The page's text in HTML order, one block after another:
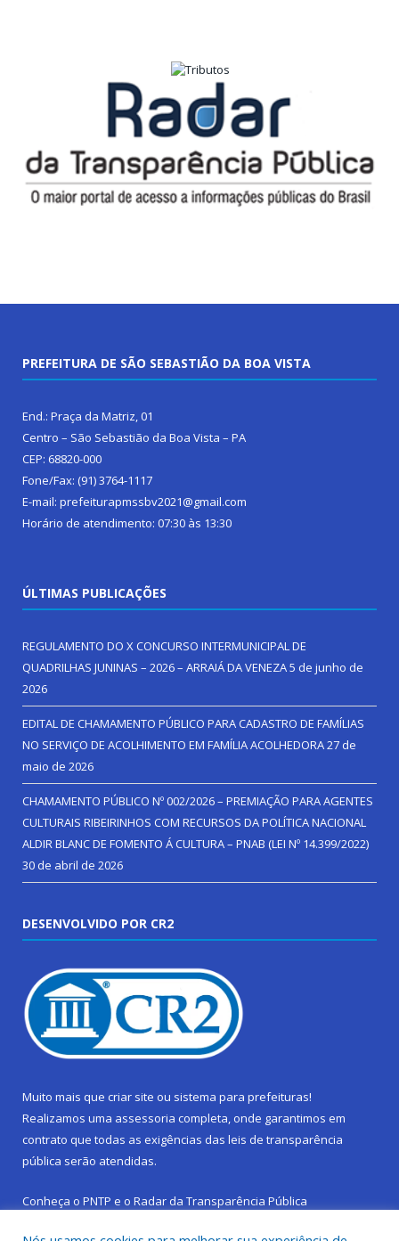
PREFEITURA DE SÃO SEBASTIÃO DA BOA VISTA
End.: Praça da Matriz, 01
Centro – São Sebastião da Boa Vista – PA
CEP: 68820-000
Fone/Fax: (91) 3764-1117
E-mail: prefeiturapmssbv2021@gmail.com
Horário de atendimento: 07:30 às 13:30
ÚLTIMAS PUBLICAÇÕES
REGULAMENTO DO X CONCURSO INTERMUNICIPAL DE
QUADRILHAS JUNINAS – 2026 – ARRAIÁ DA VENEZA5 de junho de
2026
EDITAL DE CHAMAMENTO PÚBLICO PARA CADASTRO DE FAMÍLIAS
NO SERVIÇO DE ACOLHIMENTO EM FAMÍLIA ACOLHEDORA27 de
maio de 2026
CHAMAMENTO PÚBLICO Nº 002/2026 – PREMIAÇÃO PARA AGENTES
CULTURAIS RIBEIRINHOS COM RECURSOS DA POLÍTICA NACIONAL
ALDIR BLANC DE FOMENTO Á CULTURA – PNAB (LEI Nº 14.399/2022)
30 de abril de 2026
DESENVOLVIDO POR CR2
Muito mais que criar site ou sistema para prefeituras!
Realizamos uma assessoria completa, onde garantimos em
contrato que todas as exigências das leis de transparência
pública serão atendidas.
Conheça o PNTP e o Radar da Transparência Pública